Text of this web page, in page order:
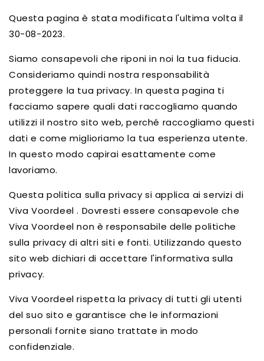
Questa pagina è stata modificata l'ultima volta il
30-08-2023.
Siamo consapevoli che riponi in noi la tua fiducia.
Consideriamo quindi nostra responsabilità
proteggere la tua privacy. In questa pagina ti
facciamo sapere quali dati raccogliamo quando
utilizzi il nostro sito web, perché raccogliamo questi
dati e come miglioriamo la tua esperienza utente.
In questo modo capirai esattamente come
lavoriamo.
Questa politica sulla privacy si applica ai servizi di
Viva Voordeel . Dovresti essere consapevole che
Viva Voordeel non è responsabile delle politiche
sulla privacy di altri siti e fonti. Utilizzando questo
sito web dichiari di accettare l'informativa sulla
privacy.
Viva Voordeel rispetta la privacy di tutti gli utenti
del suo sito e garantisce che le informazioni
personali fornite siano trattate in modo
confidenziale.